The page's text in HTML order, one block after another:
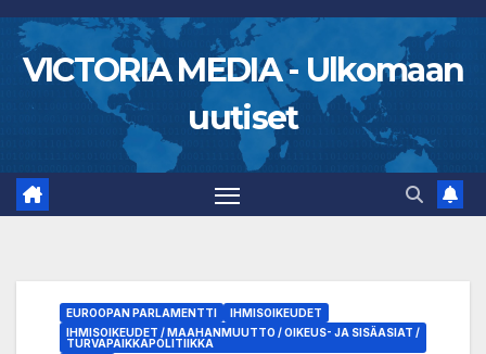
Skip
content
VICTORIA MEDIA - Ulkomaan
uutiset
EUROOPAN PARLAMENTTI
IHMISOIKEUDET
IHMISOIKEUDET / MAAHANMUUTTO / OIKEUS- JA SISÄASIAT /
TURVAPAIKKAPOLITIIKKA